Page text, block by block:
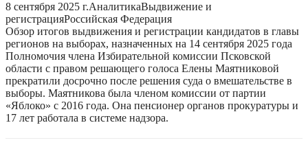
8 сентября 2025 г.АналитикаВыдвижение и
регистрацияРоссийская Федерация
Обзор итогов выдвижения и регистрации кандидатов в главы
регионов на выборах, назначенных на 14 сентября 2025 года
Полномочия члена Избирательной комиссии Псковской
области с правом решающего голоса Елены Маятниковой
прекратили досрочно после решения суда о вмешательстве в
выборы. Маятникова была членом комиссии от партии
«Яблоко» с 2016 года. Она пенсионер органов прокуратуры и
17 лет работала в системе надзора.